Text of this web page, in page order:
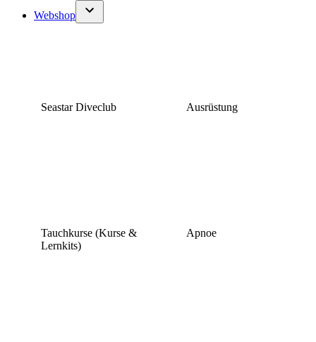
Webshop
Seastar Diveclub Ausrüstung
Tauchkurse (Kurse &
Lernkits)
Apnoe